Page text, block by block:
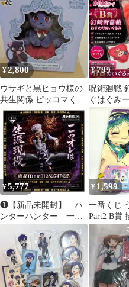
リーブ
¥2,800
ウサギと黒ヒョウ様の
共生関係 ピッコマくじ
B賞 アヒンのひょうぬ
いぐるみ
¥799
呪術廻戦
ぐはぐみ
¥5,777
❶【新品未開封】 ハ
ンターハンター 一番
MASTERLISE
¥1,599
一番くじ
Part2 B賞
ランケット